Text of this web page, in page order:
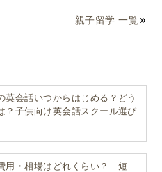
親子留学 一覧
英会話いつからはじめる？どう
？子供向け英会話スクール選び
用・相場はどれくらい？ 短